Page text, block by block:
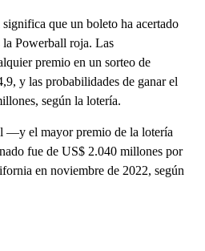
que un boleto ha acertado
la Powerball roja. Las
premio en un sorteo de
y las probabilidades de ganar el
según la lotería.
—y el mayor premio de la lotería
fue de US$ 2.040 millones por
en noviembre de 2022, según